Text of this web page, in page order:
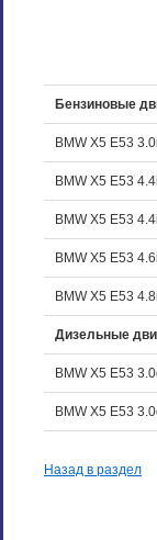
Бензиновые
BMW X5 E53
BMW X5 E53
BMW X5 E53
BMW X5 E53
BMW X5 E53
Дизельные
BMW X5 E53
BMW X5 E53
Назад в раздел